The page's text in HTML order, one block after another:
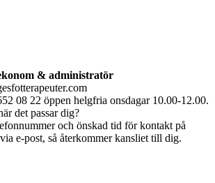
& administratör
08 22 öppen helgfria onsdagar 10.00-12.00.
det passar dig?
och önskad tid för kontakt på
e-post, så återkommer kansliet till dig.